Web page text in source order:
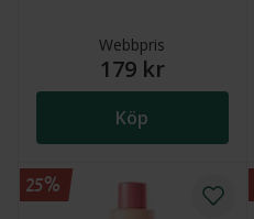
Webbpris
179 kr
Köp
25%